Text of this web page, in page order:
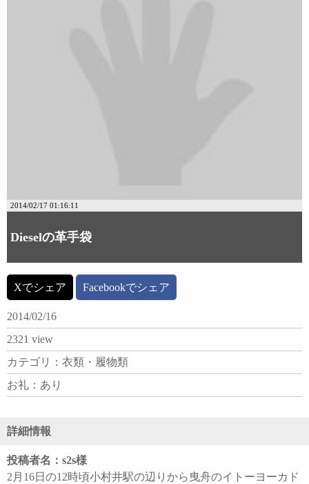
2014/02/17 01:16:11
Dieselの革手袋
Xでシェア Facebookでシェア
2014/02/16
2321 view
カテゴリ：衣類・履物類
お礼：あり
詳細情報
投稿者名：s2s様
2月16日の12時頃小村井駅の辺りから曳舟のイトーヨーカド